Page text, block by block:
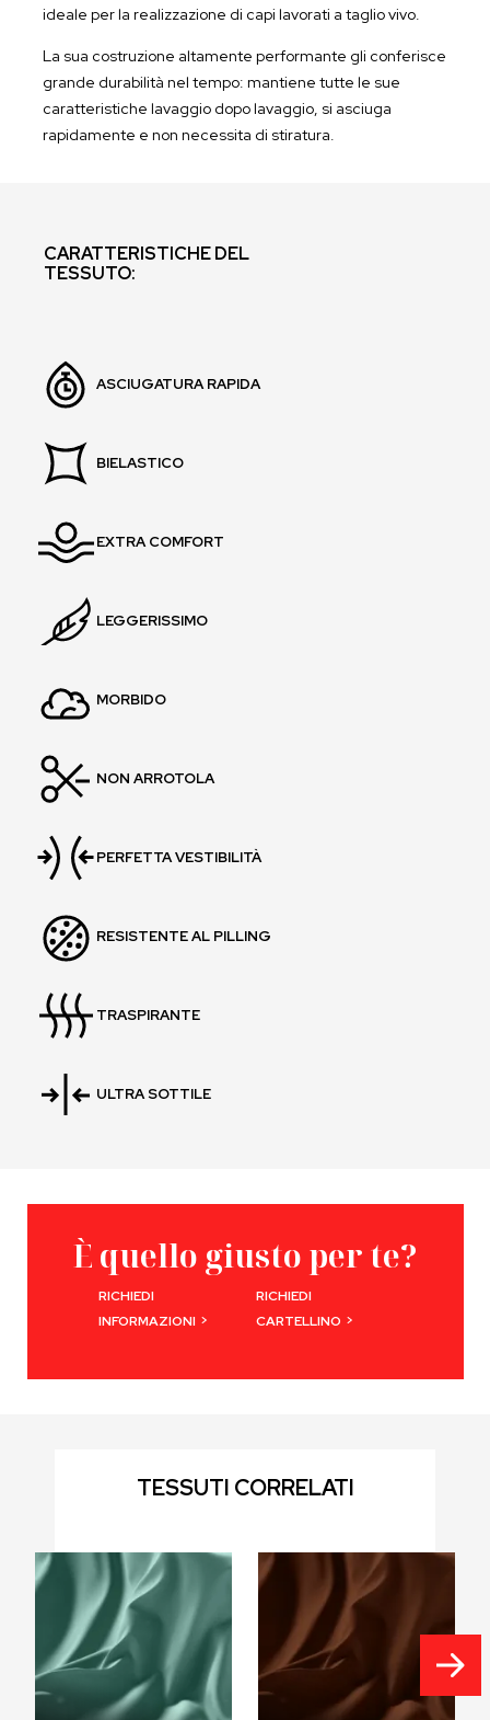
ideale per la realizzazione di capi lavorati a taglio vivo.
La sua costruzione altamente performante gli conferisce
grande durabilità nel tempo: mantiene tutte le sue
caratteristiche lavaggio dopo lavaggio, si asciuga
rapidamente e non necessita di stiratura.
CARATTERISTICHE DEL
TESSUTO:
ASCIUGATURA RAPIDA
BIELASTICO
EXTRA COMFORT
LEGGERISSIMO
MORBIDO
NON ARROTOLA
PERFETTA VESTIBILITÀ
RESISTENTE AL PILLING
TRASPIRANTE
ULTRA SOTTILE
È quello giusto per te?
RICHIEDI
INFORMAZIONI >
RICHIEDI
CARTELLINO >
TESSUTI CORRELATI